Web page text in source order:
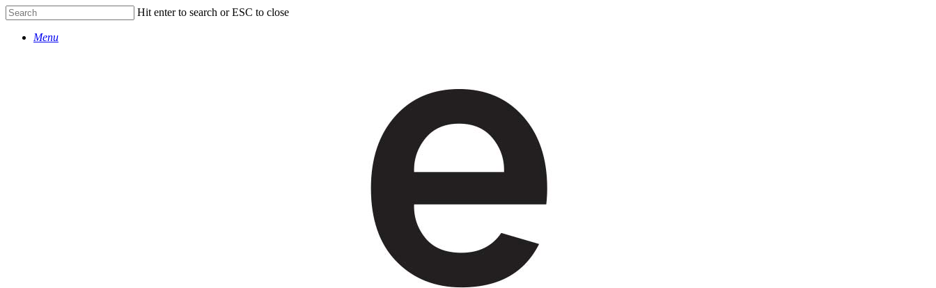
Skip
to
main
Hit enter to search or ESC to close
SearchMenu